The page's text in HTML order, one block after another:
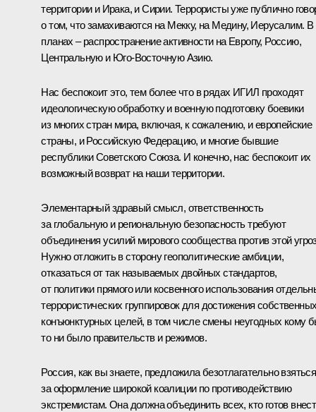
территории и Ирака, и Сирии. Террористы уже публично
о том, что замахиваются на Мекку, на Медину, Иерусалим. В
планах – распространение активности на Европу, Россию,
Центральную и Юго-Восточную Азию.
Нас беспокоит это, тем более что в рядах ИГИЛ проходят
идеологическую обработку и военную подготовку боевики
из многих стран мира, включая, к сожалению, и европейские
страны, и Российскую Федерацию, и многие бывшие
республики Советского Союза. И конечно, нас беспокоит их
возможный возврат на наши территории.
Элементарный здравый смысл, ответственность
за глобальную и региональную безопасность требуют
объединения усилий мирового сообщества против этой
Нужно отложить в сторону геополитические амбиции,
отказаться от так называемых двойных стандартов,
от политики прямого или косвенного использования
террористических группировок для достижения
конъюнктурных целей, в том числе смены неугодных кому
то ни было правительств и режимов.
Россия, как вы знаете, предложила безотлагательно взяться
за оформление широкой коалиции по противодействию
экстремистам. Она должна объединить всех, кто готов